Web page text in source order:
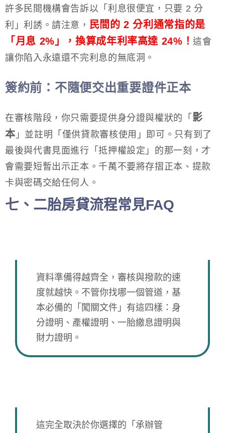
許多民間機構會告訴以「利息很便宜，只要 2 分
利」利誘。請注意， 民間的 2 分利通常指的是
「月息 2%」，換算成年利率高達 24%！這會
讓你陷入永遠還不完利息的無底洞。
簽約前：不隨便交出重要證件正本
在審核階段，你只需要提供身分證與權狀的「 影
本」並註明「僅供貸款審核使用」即可。只有到了
最後與代書見面進行「抵押權設定」的那一刻，才
會需要短暫出示正本。千萬不要將存摺正本、提款
卡與密碼交給任何人。
七、二胎房貸流程常見FAQ
資料準備得越齊全，審核與撥款的速
度就越快。不管你找哪一個管道，基
本必備的「闖關文件」有這四樣：身
分證明、產權證明、一胎繳息證明與
財力證明。
這完全取決於你選擇的「承辦管